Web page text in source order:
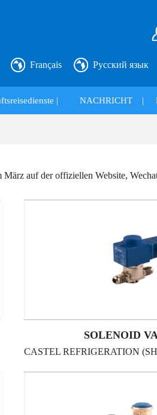
Français Русский язык
| NACHRICHT |
auf der offiziellen Website,
SOLENOID